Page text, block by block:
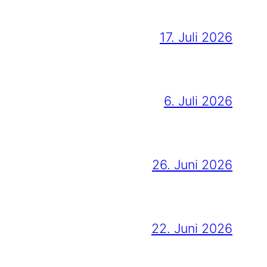
17. Juli 2026
6. Juli 2026
26. Juni 2026
22. Juni 2026